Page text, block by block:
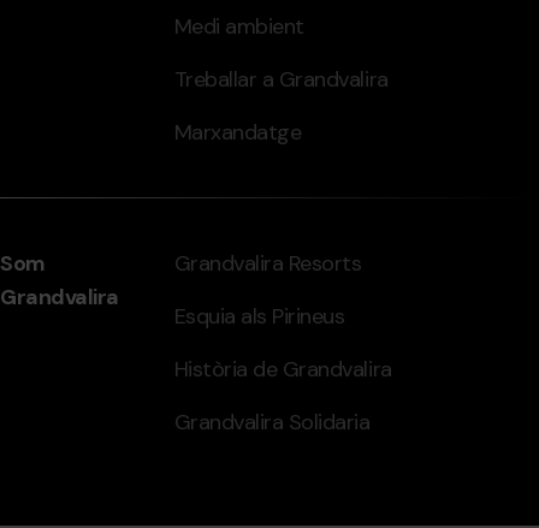
Medi ambient
Treballar a Grandvalira
Marxandatge
Som
Grandvalira
Grandvalira Resorts
Esquia als Pirineus
Història de Grandvalira
Grandvalira Solidaria